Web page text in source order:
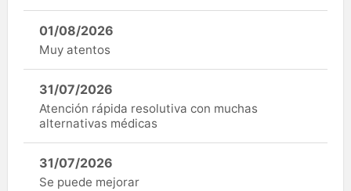
01/08/2026
Muy atentos
31/07/2026
Atención rápida resolutiva con muchas
alternativas médicas
31/07/2026
Se puede mejorar